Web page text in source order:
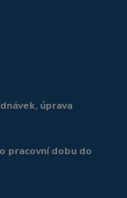
úprava
pracovní dobu do